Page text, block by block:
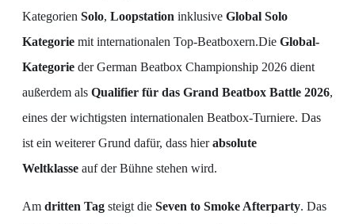
Kategorien Solo, Loopstation inklusive Global Solo
Kategorie mit internationalen Top-Beatboxern.Die Global-
Kategorie der German Beatbox Championship 2026 dient
außerdem als Qualifier für das Grand Beatbox Battle 2026,
eines der wichtigsten internationalen Beatbox-Turniere. Das
ist ein weiterer Grund dafür, dass hierabsolute
Weltklasse auf der Bühne stehen wird.
Am dritten Tag steigt die Seven to Smoke Afterparty. Das